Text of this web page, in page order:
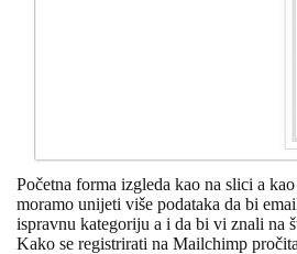
Početna forma izgleda kao na slici a
moramo unijeti više podataka da bi
ispravnu kategoriju a i da bi vi znali na
Kako se registrirati na Mailchimp